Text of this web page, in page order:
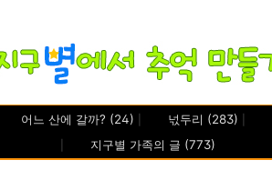
어느 산에 갈까? (24) 넋두리 (283)
지구별 가족의 글 (773)